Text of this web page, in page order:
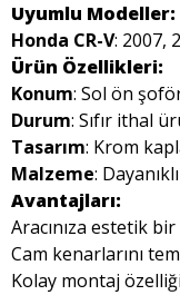
Uyumlu Modeller:
Honda CR-V: 2007,
Ürün Özellikleri:
Konum: Sol ön
Durum: Sıfır ithal
Tasarım: Krom
Malzeme:
Avantajları:
Aracınıza estetik
Cam kenarlarını
Kolay montaj